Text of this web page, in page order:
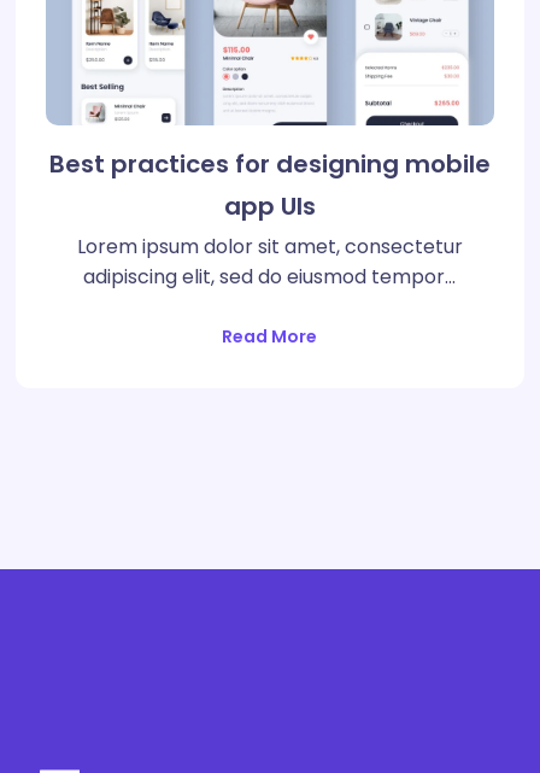
Best practices for designing mobile
app UIs
Lorem ipsum dolor sit amet, consectetur
adipiscing elit, sed do eiusmod tempor…
Read More